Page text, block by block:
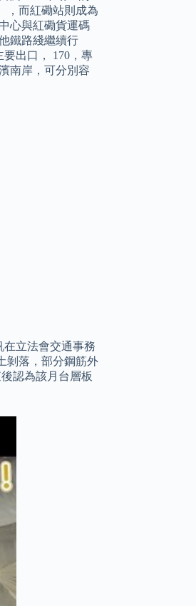
，而紅磡站則成為
心與紅磡貨運碼
鐵路綫繼續行
出口， 170，專
南岸，可分別容
在立法會交通事務
剝落，部分鋼筋外
認為該月台層板